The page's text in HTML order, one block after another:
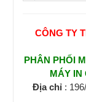
CÔNG TY
PHÂN PHỐI
MÁY IN
Địa chỉ :